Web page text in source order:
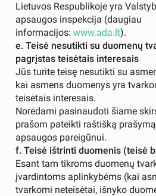
Lietuvos Respublikoje yra
apsaugos inspekcija (daugiau
informacijos:www.ada.lt).
e. Teisė nesutikti su duomenų
pagrįstas teisėtais interesais
Jūs turite teisę nesutikti su
kai asmens duomenys yra
teisėtais interesais.
Norėdami pasinaudoti šiame
prašom pateikti raštišką
apsaugos pareigūnui.
f. Teisė ištrinti duomenis (teisė
Esant tam tikroms duomenų
įvardintoms aplinkybėms (kai
tvarkomi neteisėtai, išnyko